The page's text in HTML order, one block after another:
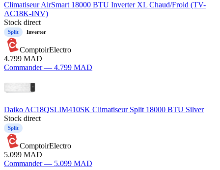
Climatiseur AirSmart 18000 BTU Inverter XL Chaud/Froid (TV-
AC18K-INV)
Stock direct
Split Inverter
ComptoirElectro
4.799 MAD
Commander — 4.799 MAD
Daiko AC18QSLIM410SK Climatiseur Split 18000 BTU Silver
Stock direct
Split
ComptoirElectro
5.099 MAD
Commander — 5.099 MAD